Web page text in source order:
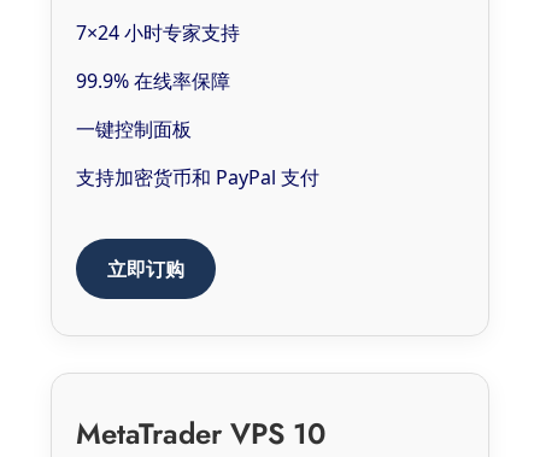
7×24 小时专家支持
99.9% 在线率保障
一键控制面板
支持加密货币和 PayPal 支付
立即订购
MetaTrader VPS 10